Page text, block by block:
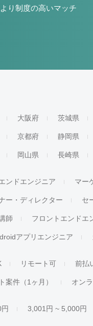
り制度の高いマッチ
大阪府 茨城県
京都府 静岡県
岡山県 長崎県
ンドエンジニア マー
ー・ディレクター セ
師 フロントエンドエ
アプリエンジニア
リモート可 前払
案件（1ヶ月） オン
3,001円 ~ 5,000円